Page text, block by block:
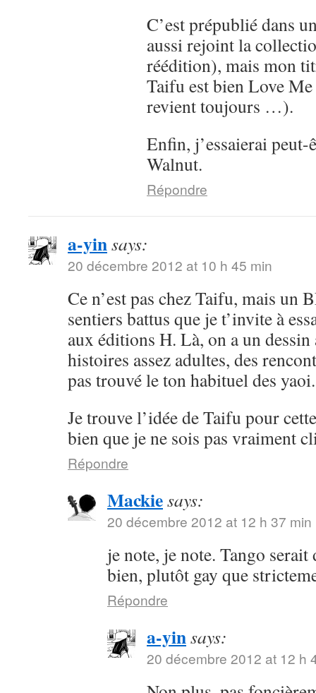
C’est prépublié dans
aussi rejoint la
réédition), mais mon
Taifu est bien Love
revient toujours …).
Enfin, j’essaierai
Walnut.
Répondre
a-yinsays:
20 décembre 2012 at 10 h 45 min
Ce n’est pas chez Taifu, mais un
sentiers battus que je t’invite à
aux éditions H. Là, on a un dessin
histoires assez adultes, des
pas trouvé le ton habituel des yaoi.
Je trouve l’idée de Taifu pour
bien que je ne sois pas vraiment
Répondre
Mackiesays:
20 décembre 2012 at 12 h 37 min
je note, je note. Tango
bien, plutôt gay que
Répondre
a-yinsays:
20 décembre 2012 at 12 h